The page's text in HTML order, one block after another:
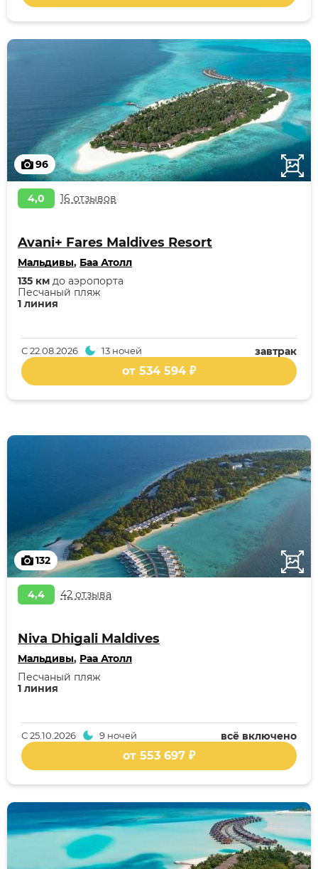
96
4,0 16 отзывов
Avani+ Fares Maldives Resort
Мальдивы, Баа Атолл
1 линия
Песчаный пляж
135 км до аэропорта
завтрак
С22.08.2026 13 ночей
от 534 594 ₽
132
4,4 42 отзыва
Niva Dhigali Maldives
Мальдивы, Раа Атолл
1 линия
Песчаный пляж
всё включено
С25.10.2026 9 ночей
от 553 697 ₽